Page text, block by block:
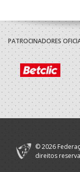
Porto A
Praia
Ideal
Porto A
Praia
Sublima
Porto A
Praia
Ideal
Porto A
Praia
Ideal
PATROCINADORES
© 2026
direitos